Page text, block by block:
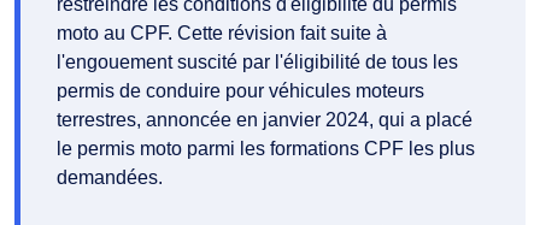
restreindre les conditions d'éligibilité du permis
moto au CPF. Cette révision fait suite à
l'engouement suscité par l'éligibilité de tous les
permis de conduire pour véhicules moteurs
terrestres, annoncée en janvier 2024, qui a placé
le permis moto parmi les formations CPF les plus
demandées.